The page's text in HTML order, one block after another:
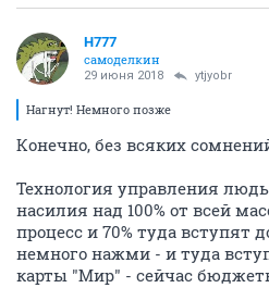
H777
самоделкин
29 июня 2018 ytjyobr
Нагнут! Немного позже
Конечно, без всяких
Технология управления
насилия над 100% от всей
процесс и 70% туда вступят
немного нажми - и туда
карты "Мир" - сейчас